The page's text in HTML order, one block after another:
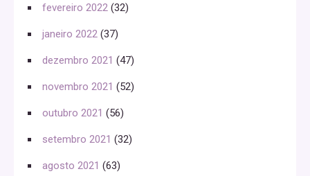
fevereiro 2022 (32)
janeiro 2022 (37)
dezembro 2021 (47)
novembro 2021 (52)
outubro 2021 (56)
setembro 2021 (32)
agosto 2021 (63)